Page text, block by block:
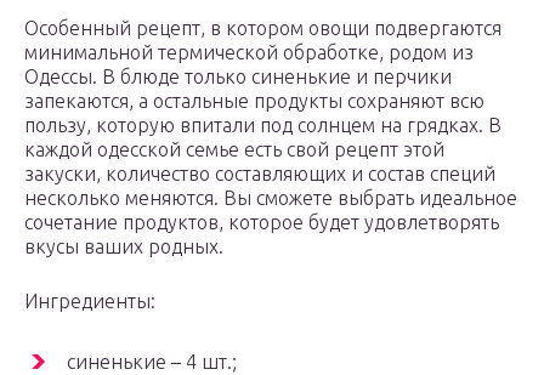
Особенный рецепт, в котором овощи подвергаются
минимальной термической обработке, родом из
Одессы. В блюде только синенькие и перчики
запекаются, а остальные продукты сохраняют всю
пользу, которую впитали под солнцем на грядках. В
каждой одесской семье есть свой рецепт этой
закуски, количество составляющих и состав специй
несколько меняются. Вы сможете выбрать идеальное
сочетание продуктов, которое будет удовлетворять
вкусы ваших родных.
Ингредиенты:
синенькие – 4 шт.;